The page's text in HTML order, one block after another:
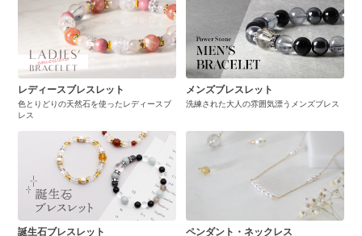
レディースブレスレット
色とりどりの天然石を使ったレディースブ
レス
メンズブレスレット
洗練された大人の雰囲気漂うメンズブレス
誕生石ブレスレット ペンダント・ネックレス